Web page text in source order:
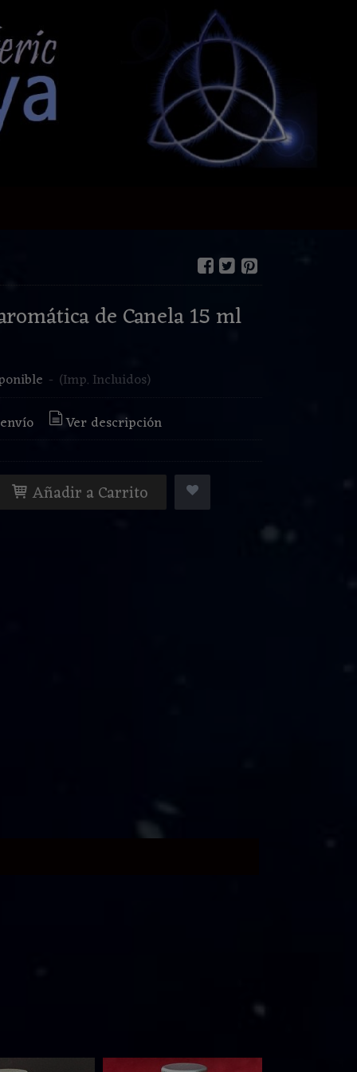
de Canela 15 ml
- (Imp. Incluidos)
Ver descripción
Añadir a Carrito